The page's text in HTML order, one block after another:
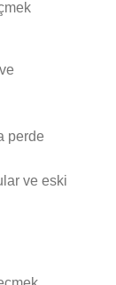
perde
ve eski